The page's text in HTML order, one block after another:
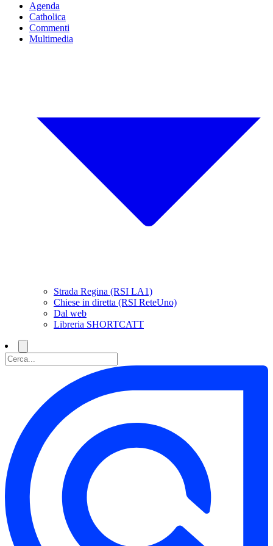
Agenda
Catholica
Commenti
Multimedia
Strada Regina (RSI LA1)
Chiese in diretta (RSI ReteUno)
Dal web
Libreria SHORTCATT